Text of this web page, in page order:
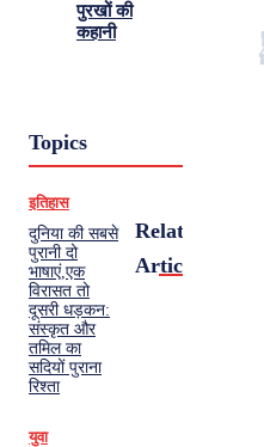
पुरखों की
कहानी
Topics
इतिहास
दुनिया की सबसे
पुरानी दो
भाषाएं,एक
विरासत तो
दूसरी धड़कन:
संस्कृत और
तमिल का
सदियों पुराना
रिश्ता
युवा
Related
Articles